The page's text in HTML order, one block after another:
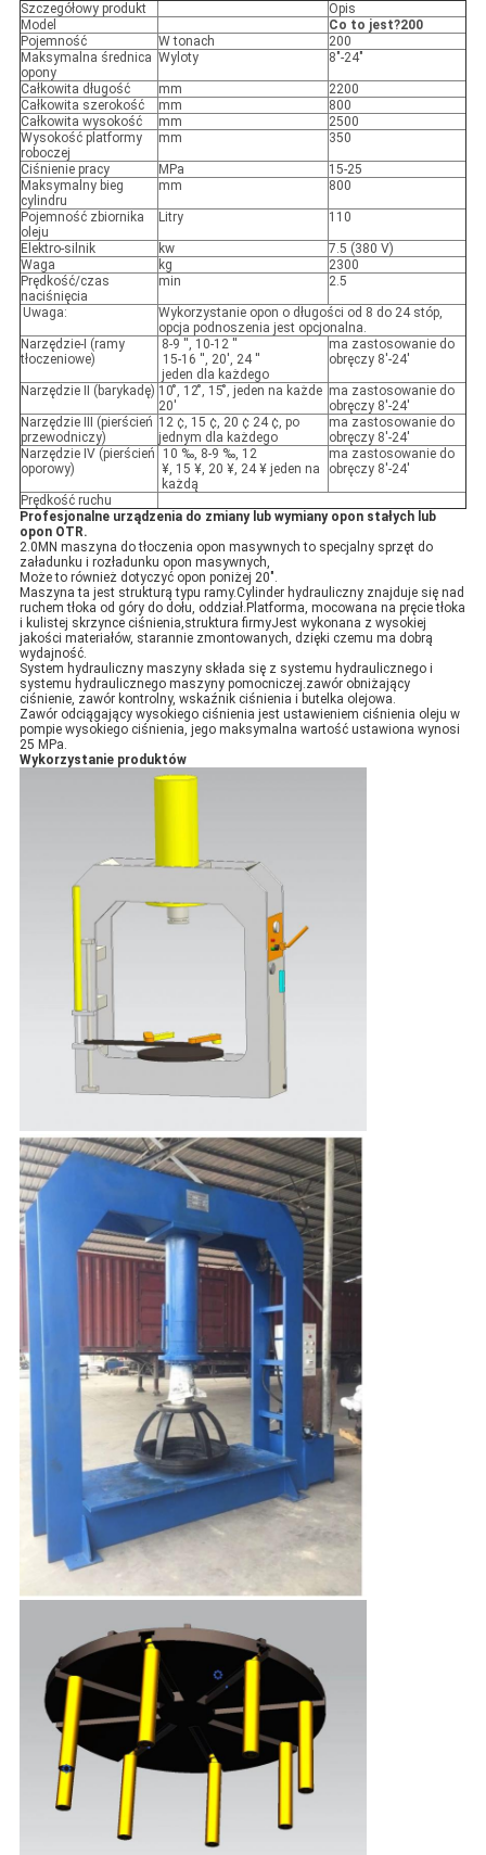
Szczegółowy produkt
Opis
Model
Co to jest?200
Pojemność
W tonach
200
Maksymalna średnica
opony
Wyloty 8"-24"
Całkowita długość mm
2200
Całkowita szerokość
mm
800
Całkowita wysokość
mm
2500
Wysokość platformy
roboczej
mm 350
Ciśnienie pracy MPa
15-25
Maksymalny bieg
cylindru
mm 800
Pojemność zbiornika
oleju
Litry 110
Elektro-silnik kw
7.5 (380 V)
Waga
kg
2300
Prędkość/czas
naciśnięcia
min 2.5
Uwaga:
Wykorzystanie opon o długości od 8 do 24 stóp,
opcja podnoszenia jest opcjonalna.
Narzędzie-I (ramy
tłoczeniowe)
8-9 ′′, 10-12 ′′
15-16 ′′, 20′, 24 ′′
jeden dla każdego
ma zastosowanie do
obręczy 8'-24'
Narzędzie II (barykadę) 10 ̊, 12 ̊, 15 ̊, jeden na każde
20'
ma zastosowanie do
obręczy 8'-24'
Narzędzie III (pierścień
przewodniczy)
12 ¢, 15 ¢, 20 ¢ 24 ¢, po
jednym dla każdego
ma zastosowanie do
obręczy 8'-24'
Narzędzie IV (pierścień
oporowy)
10 ‰, 8-9 ‰, 12
¥, 15 ¥, 20 ¥, 24 ¥ jeden na
każdą
ma zastosowanie do
obręczy 8'-24'
Prędkość ruchu
Profesjonalne urządzenia do zmiany lub wymiany opon stałych lub
opon OTR.
2.0MN maszyna do tłoczenia opon masywnych to specjalny sprzęt do
załadunku i rozładunku opon masywnych,
Może to również dotyczyć opon poniżej 20".
Maszyna ta jest strukturą typu ramy.Cylinder hydrauliczny znajduje się nad
ruchem tłoka od góry do dołu, oddział.Platforma, mocowana na pręcie tłoka
i kulistej skrzynce ciśnienia,struktura firmyJest wykonana z wysokiej
jakości materiałów, starannie zmontowanych, dzięki czemu ma dobrą
wydajność.
System hydrauliczny maszyny składa się z systemu hydraulicznego i
systemu hydraulicznego maszyny pomocniczej.zawór obniżający
ciśnienie, zawór kontrolny, wskaźnik ciśnienia i butelka olejowa.
Zawór odciągający wysokiego ciśnienia jest ustawieniem ciśnienia oleju w
pompie wysokiego ciśnienia, jego maksymalna wartość ustawiona wynosi
25 MPa.
Wykorzystanie produktów